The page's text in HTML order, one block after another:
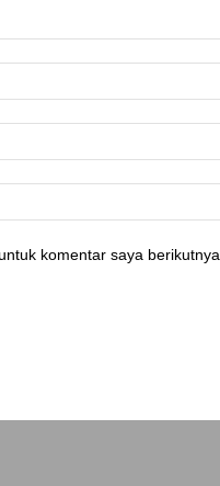
komentar saya berikutnya.